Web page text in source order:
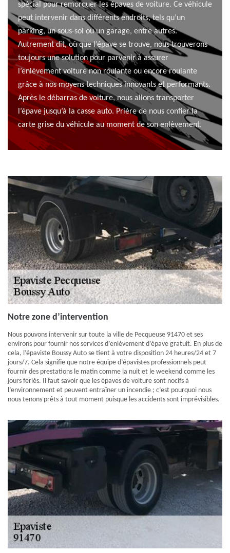
spécial pour remorquer les épaves de voiture. Ce véhicule
peut intervenir dans différents endroits, tels qu’un
parking, un sous-sol ou un garage, entre autres.
Autrement dit, où que l’épave se trouve, nous trouverons
toujours une solution pour parvenir à assurer
l’enlèvement voiture non roulante ou encore roulante
grâce à nos moyens techniques innovants et performants.
Après le débarras de voiture, nous allons transporter
l’épave jusqu’à la casse auto. Prière de nous confier la
carte grise du véhicule au moment de son enlèvement.
Notre zone d’intervention
Nous pouvons intervenir sur toute la ville de Pecqueuse 91470 et ses
environs pour fournir nos services d’enlèvement d’épave gratuit. En plus de
cela, l’épaviste Boussy Auto se tient à votre disposition 24 heures/24 et 7
jours/7. Cela signifie que notre équipe d’épavistes professionnels peut
fournir des prestations le matin comme la nuit et le weekend comme les
jours fériés. Il faut savoir que les épaves de voiture sont nocifs à
l’environnement et peuvent entraîner un incendie ; c’est pourquoi nous
nous tenons prêts à tout moment puisque les accidents sont imprévisibles.